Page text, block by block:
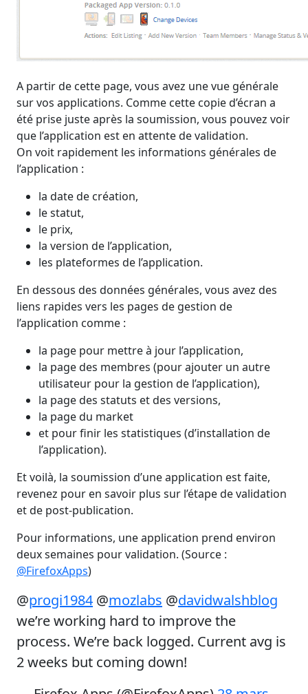
A partir de cette page, vous avez une vue générale
sur vos applications. Comme cette copie d’écran a
été prise juste après la soumission, vous pouvez voir
que l’application est en attente de validation.
On voit rapidement les informations générales de
l’application :
la date de création,
le statut,
le prix,
la version de l’application,
les plateformes de l’application.
En dessous des données générales, vous avez des
liens rapides vers les pages de gestion de
l’application comme :
la page pour mettre à jour l’application,
la page des membres (pour ajouter un autre
utilisateur pour la gestion de l’application),
la page des statuts et des versions,
la page du market
et pour finir les statistiques (d’installation de
l’application).
Et voilà, la soumission d’une application est faite,
revenez pour en savoir plus sur l’étape de validation
et de post-publication.
Pour informations, une application prend environ
deux semaines pour validation. (Source :
@FirefoxApps)
@progi1984 @mozlabs @davidwalshblog
we’re working hard to improve the
process. We’re back logged. Current avg is
2 weeks but coming down!